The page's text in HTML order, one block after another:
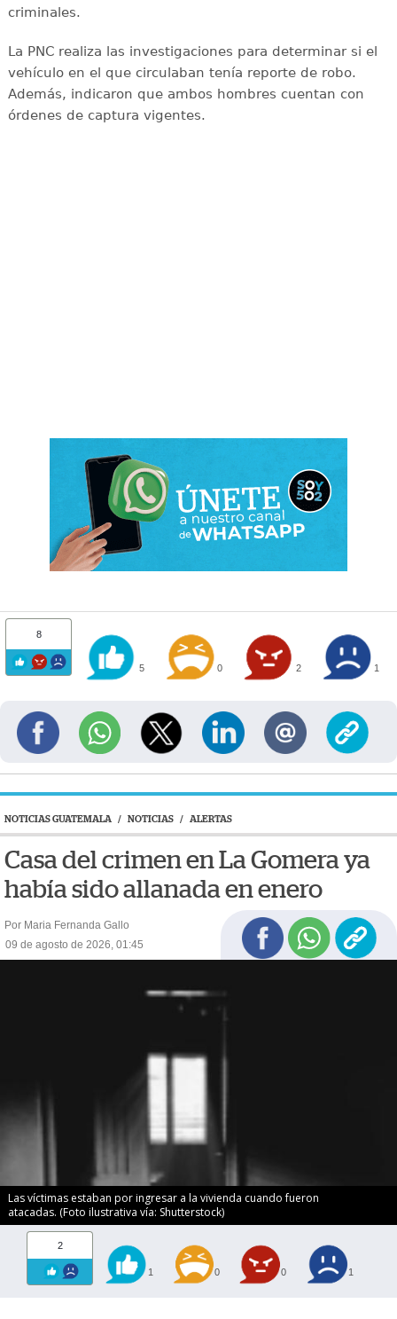
criminales.
La PNC realiza las investigaciones para determinar si el
vehículo en el que circulaban tenía reporte de robo.
Además, indicaron que ambos hombres cuentan con
órdenes de captura vigentes.
8
5 0 2 1
NOTICIAS GUATEMALA / NOTICIAS / ALERTAS
Casa del crimen en La Gomera ya
había sido allanada en enero
Por Maria Fernanda Gallo
09 de agosto de 2026, 01:45
Las víctimas estaban por ingresar a la vivienda cuando fueron
atacadas. (Foto ilustrativa vía: Shutterstock)
2
1 0 0 1